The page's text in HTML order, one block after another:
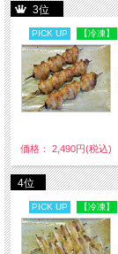
3位
PICK UP 【冷凍】
価格： 2,490円(税込)
4位
PICK UP 【冷凍】